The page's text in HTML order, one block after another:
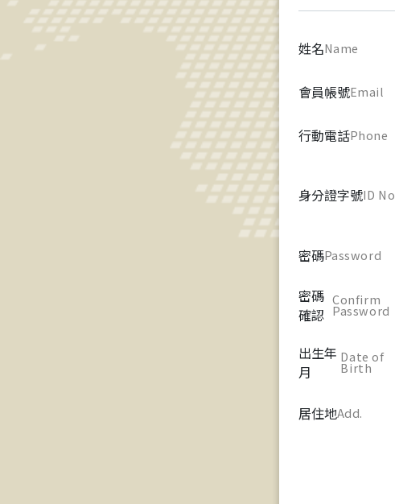
姓名Name
會員帳號Email
行動電話Phone
身分證字號ID No
密碼Password
密碼
確認
Confirm
Password
出生年
月
Date of
Birth
居住地Add.